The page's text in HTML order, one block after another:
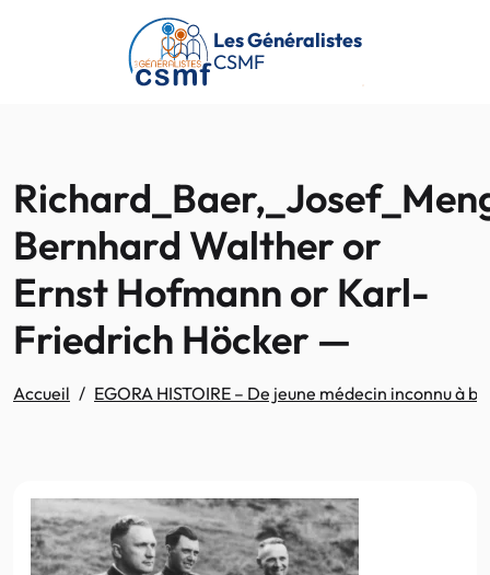
Passer au contenu principal
Les Généralistes
CSMF
Bernhard Walther or
Ernst Hofmann or Karl-
Friedrich Höcker —
Accueil EGORA HISTOIRE – De jeune médecin inconnu à